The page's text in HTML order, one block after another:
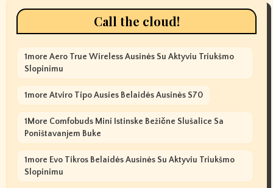
Call the cloud!
1more Aero True Wireless Ausinės Su Aktyviu Triukšmo
Slopinimu
1more Atviro Tipo Ausies Belaidės Ausinės S70
1More Comfobuds Mini Istinske Bežične Slušalice Sa
Poništavanjem Buke
1more Evo Tikros Belaidės Ausinės Su Aktyviu Triukšmo
Slopinimu